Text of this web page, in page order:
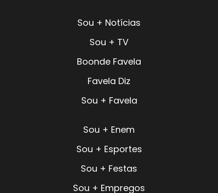
Sou + Notícias
Sou + TV
Boonde Favela
Favela Diz
Sou + Favela
Sou + Enem
Sou + Esportes
Sou + Festas
Sou + Empregos